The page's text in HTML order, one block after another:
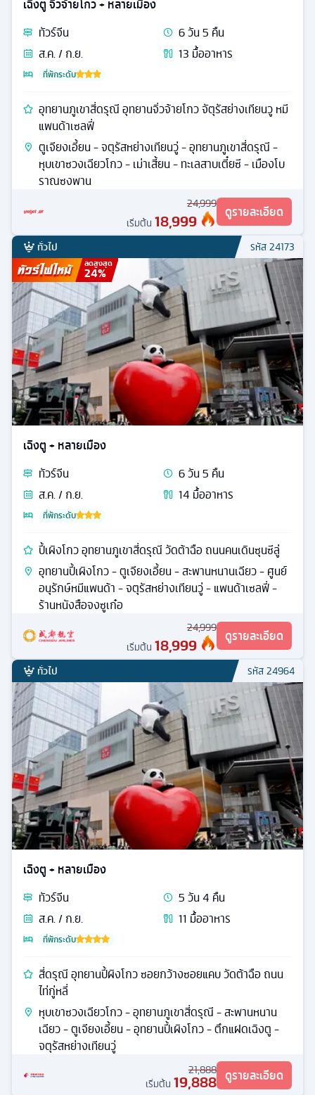
เฉิงตู จิ่วจ้ายโกว + หลายเมือง
ทัวร์จีน 6วัน5 คืน
ส.ค. / ก.ย.
13 มื้ออาหาร
ที่พักระดับ
อุทยานภูเขาสี่ดรุณี อุทยานจิ่วจ้ายโกว จัตุรัสย่างเทียนวู หมี
แพนด้าเซลฟี่
ตูเจียงเอี้ยน - จตุรัสหย่างเทียนวู่ - อุทยานภูเขาสี่ดรุณี -
หุบเขาซวงเฉียวโกว - เม่าเสี้ยน - ทะเลสาบเตี๋ยซี - เมืองโบ
ราณซงพาน
24,999
เริ่มต้น 18,999 ดูรายละเอียด
ทั่วไป รหัส24173
ลดสูงสุด
24%
เฉิงตู + หลายเมือง
ทัวร์จีน 6วัน5 คืน
ส.ค. / ก.ย.
14 มื้ออาหาร
ที่พักระดับ
ปี้เผิงโกว อุทยานภูเขาสี่ดรุณี วัดต้าฉือ ถนนคนเดินซุนซีลู่
อุทยานปี้เผิงโกว - ตูเจียงเอี้ยน - สะพานหนานเฉียว - ศูนย์
อนุรักษ์หมีแพนด้า - จตุรัสหย่างเทียนวู่ - แพนด้าเซลฟี่ -
ร้านหนังสือจงซูเก๋อ
24,999
เริ่มต้น 18,999 ดูรายละเอียด
ทั่วไป รหัส24964
เฉิงตู + หลายเมือง
ทัวร์จีน 5วัน4 คืน
ส.ค. / ก.ย.
11 มื้ออาหาร
ที่พักระดับ
สี่ดรุณี อุทยานปี้ผิงโกว ซอยกว้างซอยแคบ วัดต้าฉือ ถนน
ไท่กู่หลี่
หุบเขาซวงเฉียวโกว - อุทยานภูเขาสี่ดรุณี - สะพานหนาน
เฉียว - ตูเจียงเอี้ยน - อุทยานปี้เผิงโกว - ตึกแฝดเฉิงตู -
จตุรัสหย่างเทียนวู่
21,888
เริ่มต้น 19,888 ดูรายละเอียด